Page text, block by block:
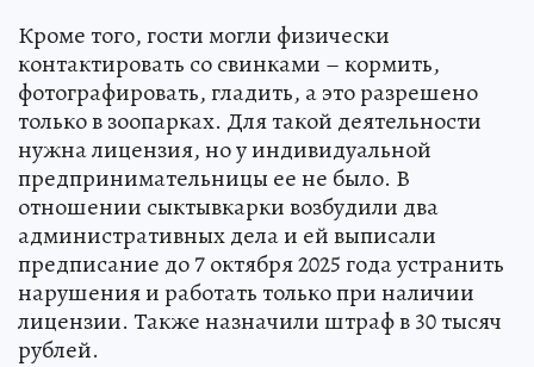
Кроме того, гости могли физически
контактировать со свинками – кормить,
фотографировать, гладить, а это разрешено
только в зоопарках. Для такой деятельности
нужна лицензия, но у индивидуальной
предпринимательницы ее не было. В
отношении сыктывкарки возбудили два
административных дела и ей выписали
предписание до 7 октября 2025 года устранить
нарушения и работать только при наличии
лицензии. Также назначили штраф в 30 тысяч
рублей.